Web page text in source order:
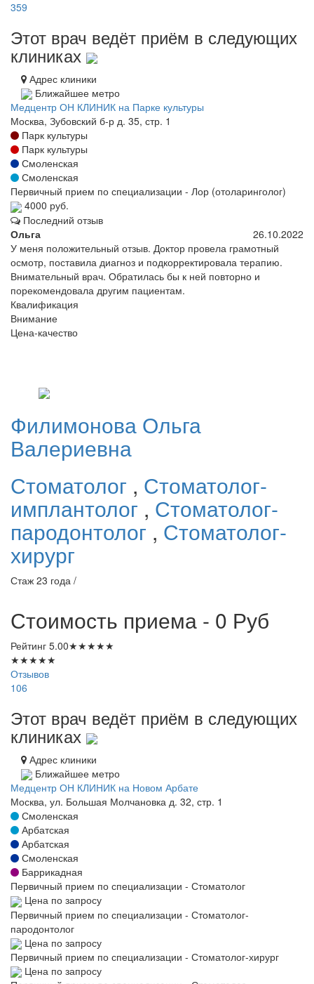
359
Этот врач ведёт приём в следующих
клиниках
Адрес клиники
Ближайшее метро
Медцентр ОН КЛИНИК на Парке культуры
Москва, Зубовский б-р д. 35, стр. 1
Парк культуры
Парк культуры
Смоленская
Смоленская
Первичный прием по специализации - Лор (отоларинголог)
4000 руб.
Последний отзыв
Ольга
26.10.2022
У меня положительный отзыв. Доктор провела грамотный
осмотр, поставила диагноз и подкорректировала терапию.
Внимательный врач. Обратилась бы к ней повторно и
порекомендовала другим пациентам.
Квалификация
Внимание
Цена-качество
Филимонова Ольга
Валериевна
Стоматолог , Стоматолог-
имплантолог , Стоматолог-
пародонтолог , Стоматолог-
хирург
Стаж 23 года /
Стоимость приема - 0 Руб
Рейтинг 5.00★★★★★
★★★★★
Отзывов
106
Этот врач ведёт приём в следующих
клиниках
Адрес клиники
Ближайшее метро
Медцентр ОН КЛИНИК на Новом Арбате
Москва, ул. Большая Молчановка д. 32, стр. 1
Смоленская
Арбатская
Арбатская
Смоленская
Баррикадная
Первичный прием по специализации - Стоматолог
Цена по запросу
Первичный прием по специализации - Стоматолог-
пародонтолог
Цена по запросу
Первичный прием по специализации - Стоматолог-хирург
Цена по запросу